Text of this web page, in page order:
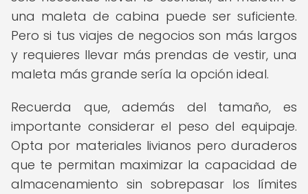
una maleta de cabina puede ser suficiente.
Pero si tus viajes de negocios son más largos
y requieres llevar más prendas de vestir, una
maleta más grande sería la opción ideal.
Recuerda que, además del tamaño, es
importante considerar el peso del equipaje.
Opta por materiales livianos pero duraderos
que te permitan maximizar la capacidad de
almacenamiento sin sobrepasar los límites